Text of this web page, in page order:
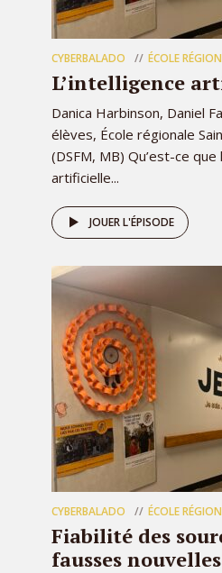
CYBERBALADO ÉCOLE
L’intelligence
Danica Harbinson, Daniel
élèves, École régionale
(DSFM, MB) Qu’est-ce que
artificielle...
JOUER L'ÉPISODE
CYBERBALADO ÉCOLE
Fiabilité des
fausses nouvelles